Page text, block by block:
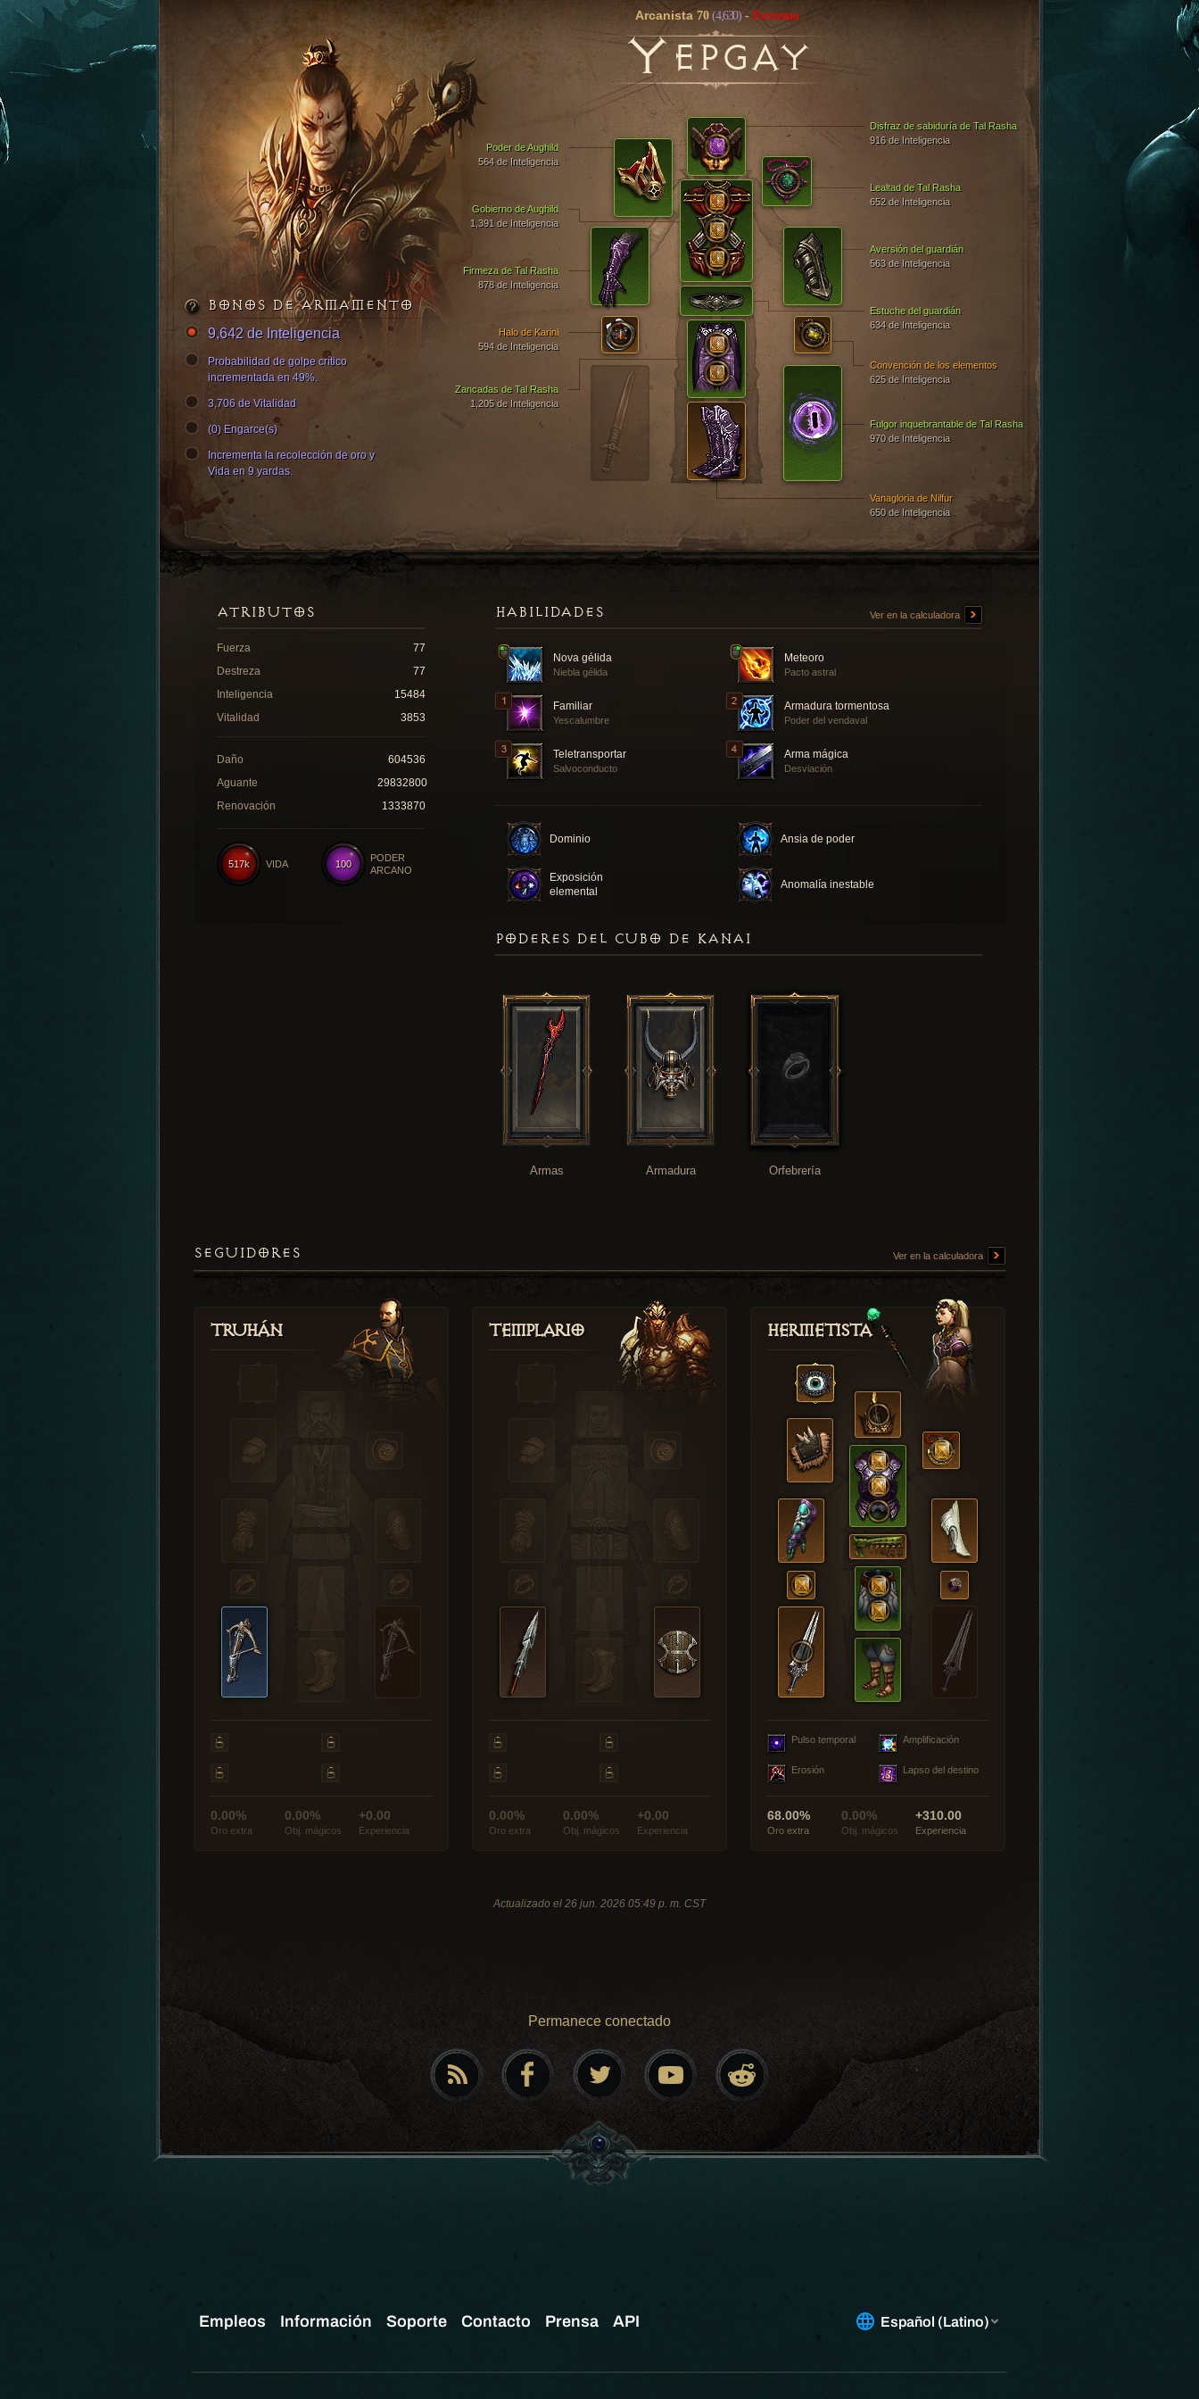
Arcanista 70 (4,630) - Extremo
YEPGAY
Disfraz de sabiduría de Tal Rasha
916 de Inteligencia
Gobierno de Aughild
1,391 de Inteligencia
Vanagloria de Nilfur
650 de Inteligencia
Firmeza de Tal Rasha
878 de Inteligencia
Poder de Aughild
564 de Inteligencia
Zancadas de Tal Rasha
1,205 de Inteligencia
Aversión del guardián
563 de Inteligencia
Fulgor inquebrantable de Tal Rasha
970 de Inteligencia
Estuche del guardián
634 de Inteligencia
Convención de los elementos
625 de Inteligencia
Halo de Karini
594 de Inteligencia
Lealtad de Tal Rasha
652 de Inteligencia
BONOS DE ARMAMENTO
9,642 de Inteligencia
Probabilidad de golpe crítico
incrementada en 49%.
3,706 de Vitalidad
(0) Engarce(s)
Incrementa la recolección de oro y
Vida en 9 yardas.
HABILIDADES Ver en la calculadora
Nova gélida
Niebla gélida
Meteoro
Pacto astral
Familiar
Yescalumbre
Armadura tormentosa
Poder del vendaval
Teletransportar
Salvoconducto
Arma mágica
Desviación
Dominio Ansia de poder
Exposición
elemental
Anomalía inestable
ATRIBUTOS
Fuerza
77
Destreza
77
Inteligencia
15484
Vitalidad
3853
Daño
604536
Aguante
29832800
Renovación
1333870
100
PODER
ARCANO
517k VIDA
PODERES DEL CUBO DE KANAI
Armas Armadura Orfebrería
SEGUIDORES Ver en la calculadora
Truhán
0.00%
Oro extra
0.00%
Obj. mágicos
+0.00
Experiencia
Templario
0.00%
Oro extra
0.00%
Obj. mágicos
+0.00
Experiencia
Hermetista
Pulso temporal Amplificación
Erosión Lapso del destino
68.00%
Oro extra
0.00%
Obj. mágicos
+310.00
Experiencia
Actualizado el 26 jun. 2026 05:49 p. m. CST
Permanece conectado